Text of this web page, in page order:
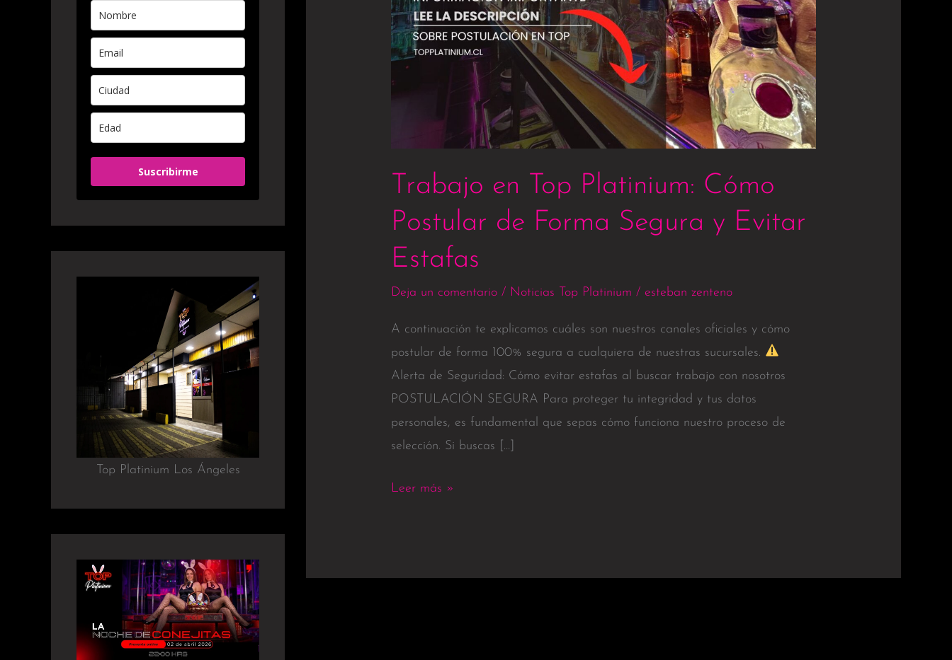
Suscribirme
Top Platinium Los Ángeles
Trabajo en Top Platinium: Cómo
Postular de Forma Segura y Evitar
Estafas
Deja un comentario / Noticias Top Platinium / esteban zenteno
A continuación te explicamos cuáles son nuestros canales oficiales y cómo
postular de forma 100% segura a cualquiera de nuestras sucursales.
Alerta de Seguridad: Cómo evitar estafas al buscar trabajo con nosotros
POSTULACIÓN SEGURA Para proteger tu integridad y tus datos
personales, es fundamental que sepas cómo funciona nuestro proceso de
selección. Si buscas […]
Leer más »